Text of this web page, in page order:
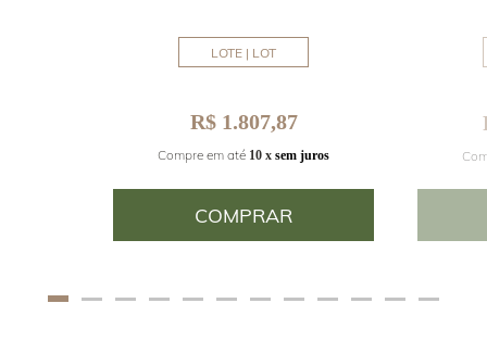
LOTE | LOT
R$ 1.807,87
Compre em até 10 x sem juros
COMPRAR